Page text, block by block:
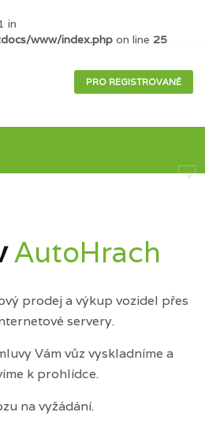
in
www/index.php on line 25
PRO REGISTROVANÉ
AutoHrach
prodej a výkup vozidel přes
servery.
Vám vůz vyskladníme a
k prohlídce.
na vyžádání.